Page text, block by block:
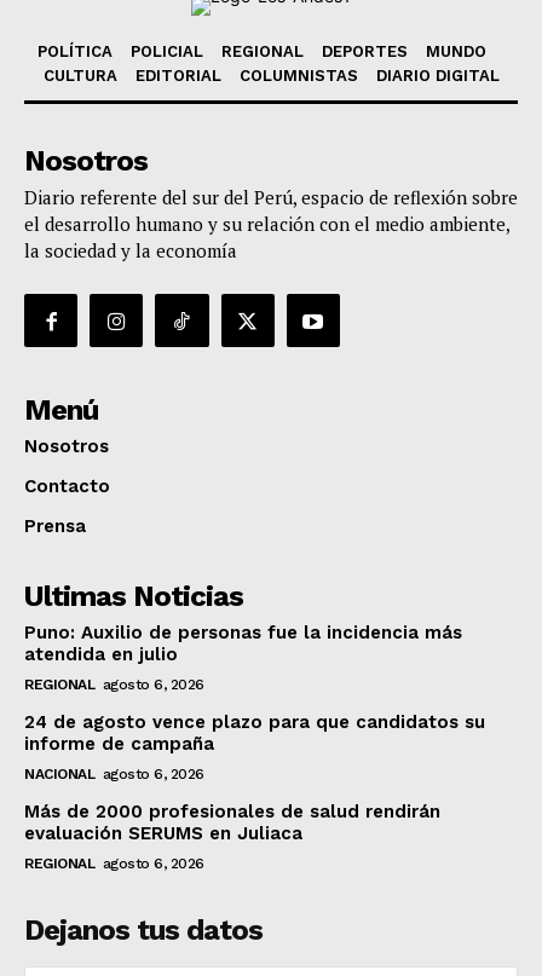
POLÍTICA POLICIAL REGIONAL DEPORTES
MUNDO
CULTURA
EDITORIAL COLUMNISTAS DIARIO DIGITAL
Nosotros
Diario referente del sur del Perú, espacio de reflexión sobre
el desarrollo humano y su relación con el medio ambiente,
la sociedad y la economía
Menú
Nosotros
Contacto
Prensa
Ultimas Noticias
Puno: Auxilio de personas fue la incidencia más
atendida en julio
REGIONAL agosto 6, 2026
24 de agosto vence plazo para que candidatos su
informe de campaña
NACIONAL agosto 6, 2026
Más de 2000 profesionales de salud rendirán
evaluación SERUMS en Juliaca
REGIONAL agosto 6, 2026
Dejanos tus datos